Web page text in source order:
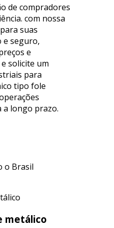
de compradores
com nossa
suas
e seguro,
e
solicite um
para
tipo fole
a longo prazo.
o Brasil
metálico